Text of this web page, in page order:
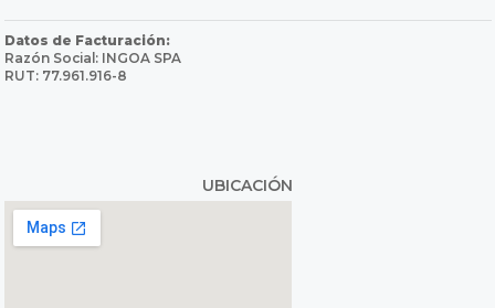
Datos de Facturación:
Razón Social: INGOA SPA
RUT: 77.961.916-8
UBICACIÓN